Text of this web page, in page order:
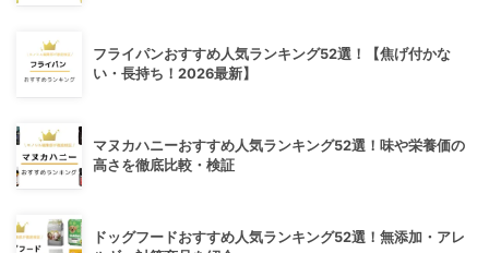
フライパンおすすめ人気ランキング52選！【焦げ付かな
い・長持ち！2026最新】
マヌカハニーおすすめ人気ランキング52選！味や栄養価の
高さを徹底比較・検証
ドッグフードおすすめ人気ランキング52選！無添加・アレ